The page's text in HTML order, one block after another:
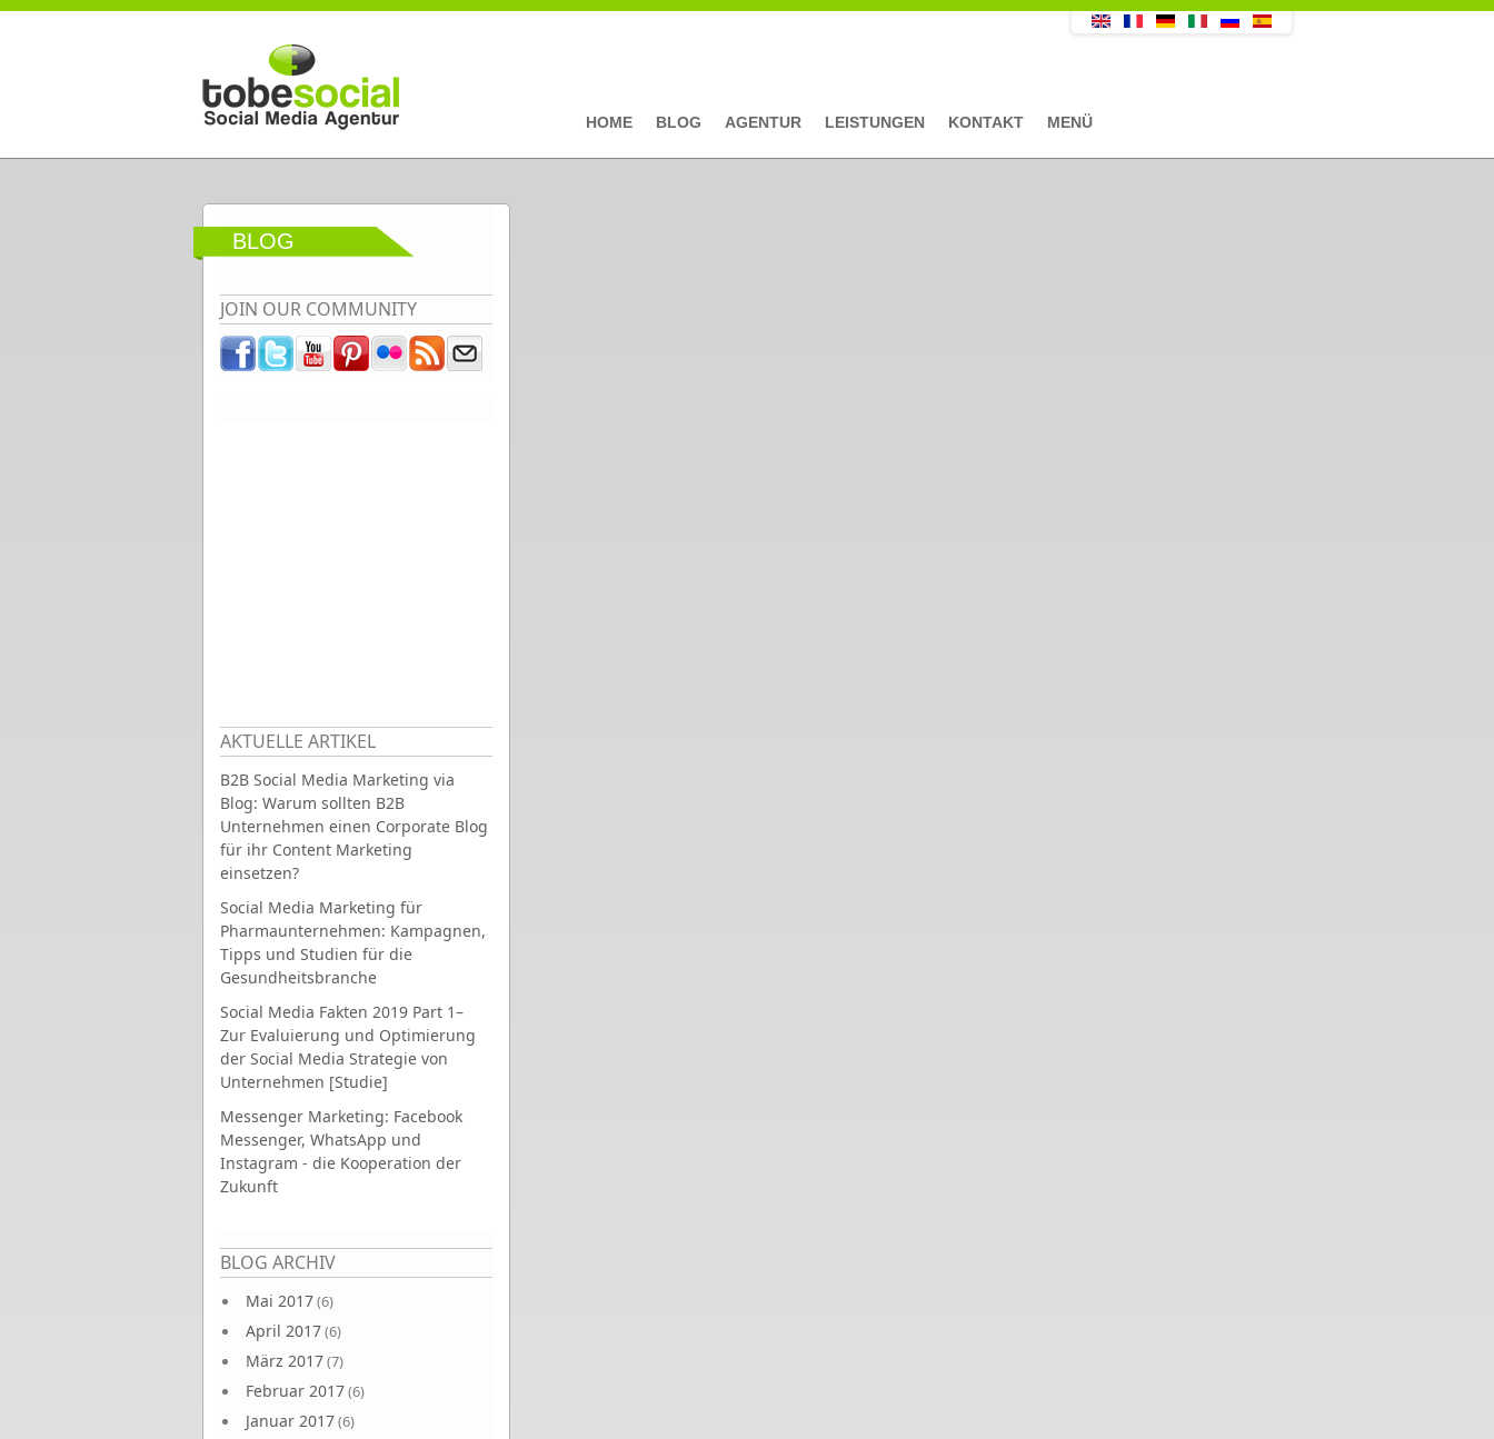
Direkt zum Inhalt
HOME BLOG AGENTUR LEISTUNGEN KONTAKT MENÜ
BLOG
JOIN OUR COMMUNITY
AKTUELLE ARTIKEL
B2B Social Media Marketing via
Blog: Warum sollten B2B
Unternehmen einen Corporate Blog
für ihr Content Marketing
einsetzen?
Social Media Marketing für
Pharmaunternehmen: Kampagnen,
Tipps und Studien für die
Gesundheitsbranche
Social Media Fakten 2019 Part 1–
Zur Evaluierung und Optimierung
der Social Media Strategie von
Unternehmen [Studie]
Messenger Marketing: Facebook
Messenger, WhatsApp und
Instagram - die Kooperation der
Zukunft
BLOG ARCHIV
Mai 2017(6)
April 2017(6)
März 2017(7)
Februar 2017(6)
Januar 2017(6)
Seiten